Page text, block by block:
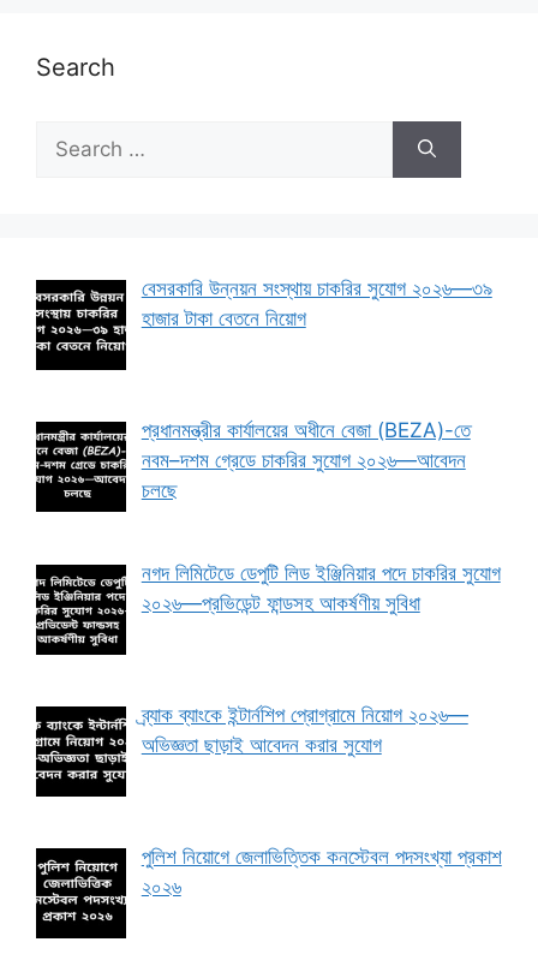
Search
for:
বেসরকারি উন্নয়ন সংস্থায় চাকরির সুযোগ ২০২৬—৩৯
হাজার টাকা বেতনে নিয়োগ
প্রধানমন্ত্রীর কার্যালয়ের অধীনে বেজা (BEZA)-তে
নবম–দশম গ্রেডে চাকরির সুযোগ ২০২৬—আবেদন
চলছে
নগদ লিমিটেডে ডেপুটি লিড ইঞ্জিনিয়ার পদে চাকরির সুযোগ
২০২৬—প্রভিডেন্ট ফান্ডসহ আকর্ষণীয় সুবিধা
ব্র্যাক ব্যাংকে ইন্টার্নশিপ প্রোগ্রামে নিয়োগ ২০২৬—
অভিজ্ঞতা ছাড়াই আবেদন করার সুযোগ
পুলিশ নিয়োগে জেলাভিত্তিক কনস্টেবল পদসংখ্যা প্রকাশ
২০২৬